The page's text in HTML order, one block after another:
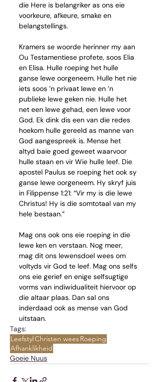
die Here is belangriker as ons eie
voorkeure, afkeure, smake en
belangstellings.
Kramers se woorde herinner my aan
Ou Testamentiese profete, soos Elia
en Elisa. Hulle roeping het hulle
ganse lewe oorgeneem. Hulle het nie
iets soos ’n privaat lewe en ’n
publieke lewe geken nie. Hulle het
net een lewe gehad, een lewe voor
God. Ek dink dis een van die redes
hoekom hulle gereeld as manne van
God aangespreek is. Mense het
altyd baie goed geweet waarvoor
hulle staan en vir Wie hulle leef. Die
apostel Paulus se roeping het ook sy
ganse lewe oorgeneem. Hy skryf juis
in Filippense 1:21: “Vir my is die lewe
Christus! Hy is die somtotaal van my
hele bestaan.”
Mag ons ook ons eie roeping in die
lewe ken en verstaan. Nog meer,
mag dit ons lewensdoel wees om
voltyds vir God te leef. Mag ons selfs
ons eie gerief en enige selfsugtige
vorms van indiwidualiteit hiervoor op
die altaar plaas. Dan sal ons
inderdaad ook as mense van God
uitstaan.
Tags:
LeefstylChristen weesRoeping
Afhanklikheid
Goeie Nuus